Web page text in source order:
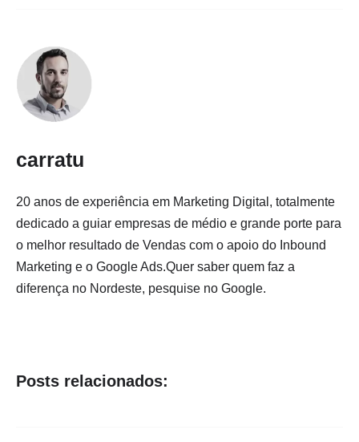
carratu
20 anos de experiência em Marketing Digital, totalmente
dedicado a guiar empresas de médio e grande porte para
o melhor resultado de Vendas com o apoio do Inbound
Marketing e o Google Ads.Quer saber quem faz a
diferença no Nordeste, pesquise no Google.
Posts relacionados: